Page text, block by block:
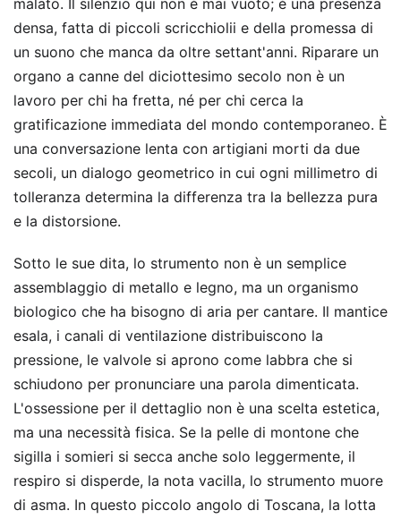
malato. Il silenzio qui non è mai vuoto; è una presenza
densa, fatta di piccoli scricchiolii e della promessa di
un suono che manca da oltre settant'anni. Riparare un
organo a canne del diciottesimo secolo non è un
lavoro per chi ha fretta, né per chi cerca la
gratificazione immediata del mondo contemporaneo. È
una conversazione lenta con artigiani morti da due
secoli, un dialogo geometrico in cui ogni millimetro di
tolleranza determina la differenza tra la bellezza pura
e la distorsione.
Sotto le sue dita, lo strumento non è un semplice
assemblaggio di metallo e legno, ma un organismo
biologico che ha bisogno di aria per cantare. Il mantice
esala, i canali di ventilazione distribuiscono la
pressione, le valvole si aprono come labbra che si
schiudono per pronunciare una parola dimenticata.
L'ossessione per il dettaglio non è una scelta estetica,
ma una necessità fisica. Se la pelle di montone che
sigilla i somieri si secca anche solo leggermente, il
respiro si disperde, la nota vacilla, lo strumento muore
di asma. In questo piccolo angolo di Toscana, la lotta